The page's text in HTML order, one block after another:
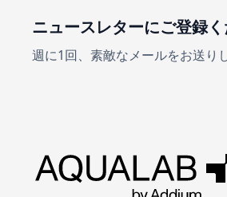
ニュースレターにご登録
週に1回、素敵なメールをお送り